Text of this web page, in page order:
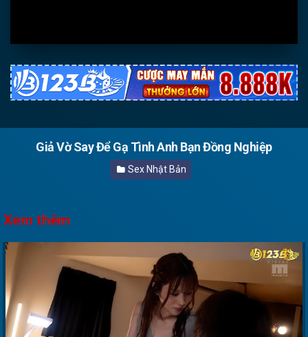
Giả Vờ Say Để Gạ Tình Anh Bạn Đồng Nghiệp
Sex Nhật Bản
Xem thêm